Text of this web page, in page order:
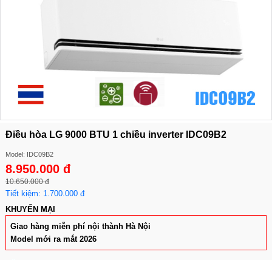
Điều hòa LG 9000 BTU 1 chiều inverter IDC09B2
Model: IDC09B2
8.950.000 đ
10.650.000 đ
Tiết kiệm: 1.700.000 đ
KHUYẾN MẠI
Giao hàng miễn phí nội thành Hà Nội
Model mới ra mắt 2026